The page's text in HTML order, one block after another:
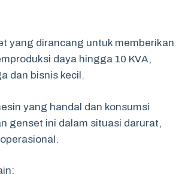
yang dirancang untuk memberikan
daya hingga 10 KVA,
dan bisnis kecil.
yang handal dan konsumsi
genset ini dalam situasi darurat,